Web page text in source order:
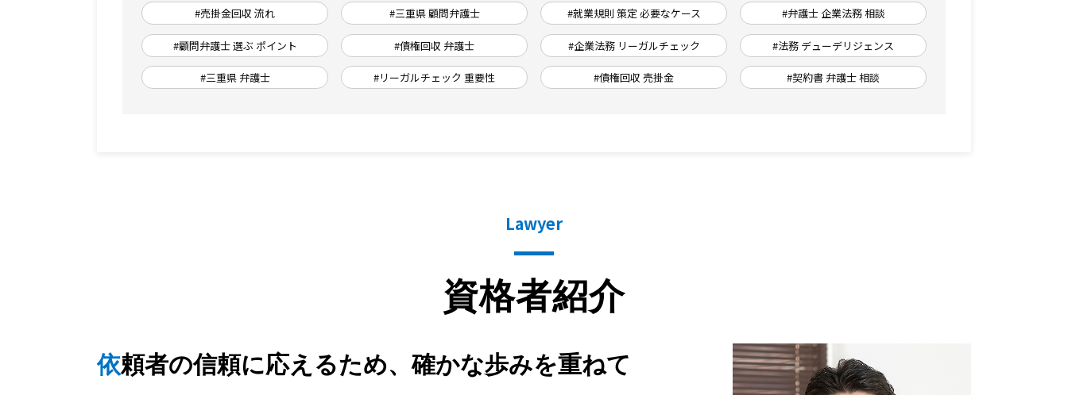
#売掛金回収 流れ #三重県 顧問弁護士 #就業規則 策定 必要なケース #弁護士 企業法務 相談
#顧問弁護士 選ぶ ポイント #債権回収 弁護士 #企業法務 リーガルチェック #法務 デューデリジェンス
#三重県 弁護士 #リーガルチェック 重要性 #債権回収 売掛金 #契約書 弁護士 相談
Lawyer
資格者紹介
依頼者の信頼に応えるため、確かな歩みを重ねて